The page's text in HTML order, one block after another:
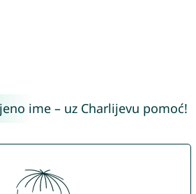
ime – uz Charlijevu pomoć!